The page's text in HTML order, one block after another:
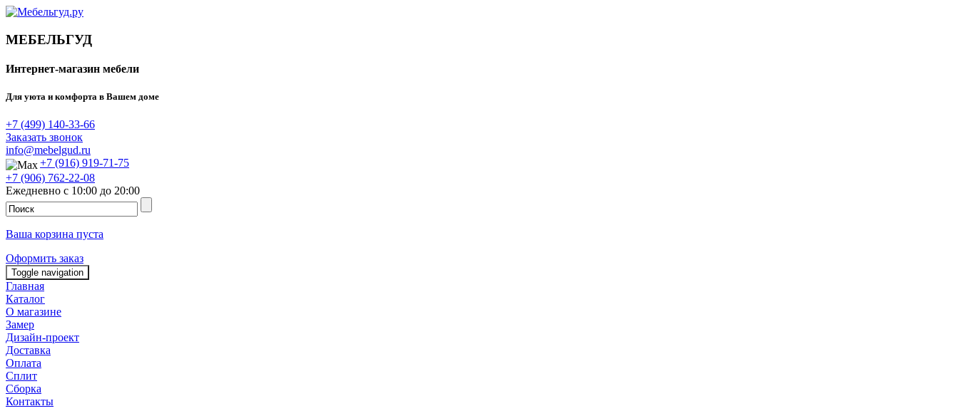
МЕБЕЛЬГУД
Интернет-магазин мебели
Для уюта и комфорта в Вашем доме
+7 (499) 140-33-66
Заказать звонок
info@mebelgud.ru
+7 (916) 919-71-75
+7 (906) 762-22-08
Ежедневно с 10:00 до 20:00
Ваша корзина пуста
Оформить заказ
Toggle navigation
Главная
Каталог
О магазине
Замер
Дизайн-проект
Доставка
Оплата
Сплит
Сборка
Контакты